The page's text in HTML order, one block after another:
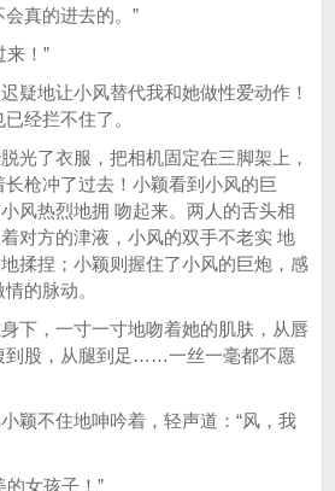
真的进去的。”
来！”
疑地让小风替代我和她做性爱动作！
经拦不住了。
光了衣服，把相机固定在三脚架上，
枪冲了过去！小颖看到小风的巨
风热烈地拥 吻起来。两人的舌头相
对方的津液，小风的双手不老实 地
揉捏；小颖则握住了小风的巨炮，感
的脉动。
下，一寸一寸地吻着她的肌肤，从唇
到股，从腿到足……一丝一毫都不愿
颖不住地呻吟着，轻声道：“风，我
的女孩子！”